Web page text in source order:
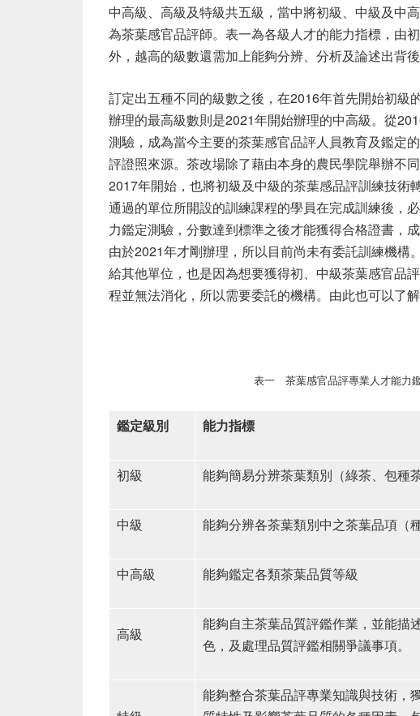
中高級、高級及特級共五級，當中將初級、中級及中
為茶葉感官品評師。表一為各級人才的能力指標，由
外，越高的級數還需加上能夠分辨、分析及論述出背
訂定出五種不同的級數之後，在2016年首先開始初級
辦理的最高級數則是2021年開始辦理的中高級。從
測驗，成為當今主要的茶葉感官品評人員教育及鑑定
評證照來源。茶改場除了藉由本身的農民學院舉辦不
2017年開始，也將初級及中級的茶葉感品評訓練技術
通過的單位所開設的訓練課程的學員在完成訓練後，
力鑑定測驗，分數達到標準之後才能獲得合格證書，
由於2021年才剛辦理，所以目前尚未有委託訓練機構
給其他單位，也是因為想要獲得初、中級茶葉感官品
程並無法消化，所以需要委託的機構。由此也可以了
表一 茶葉感官品評專業人才能力
鑑定級別 能力指標
初級 能夠簡易分辨茶葉類別（綠茶、包種
中級 能夠分辨各茶葉類別中之茶葉品項（
中高級 能夠鑑定各類茶葉品質等級
高級
能夠自主茶葉品質評鑑作業，並能描
色，及處理品質評鑑相關爭議事項。
能夠整合茶葉品評專業知識與技術，